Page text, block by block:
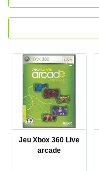
Jeu Xbox 360 Live
arcade